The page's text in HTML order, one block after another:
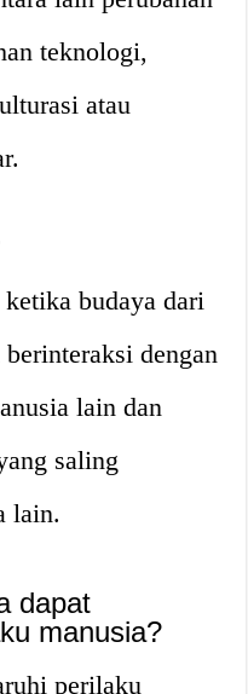
teknologi,
atau
budaya dari
dengan
lain dan
saling
lain.
dapat
manusia?
perilaku